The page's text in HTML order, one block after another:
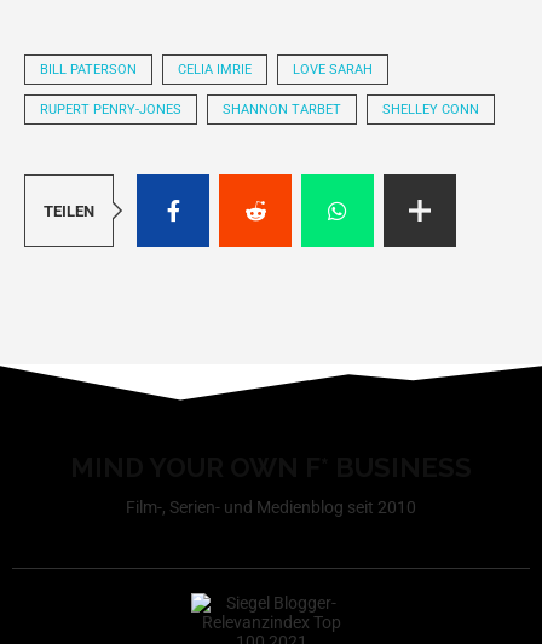
BILL PATERSON CELIA IMRIE LOVE SARAH
RUPERT PENRY-JONES SHANNON TARBET SHELLEY CONN
TEILEN
Film-, Serien- und Medienblog seit 2010